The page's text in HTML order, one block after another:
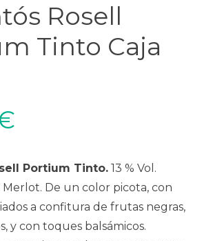
Rosell
Tinto Caja
Portium Tinto. 13 % Vol.
De un color picota, con
a confitura de frutas negras,
y con toques balsámicos.